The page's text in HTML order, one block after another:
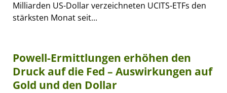
Milliarden US-Dollar verzeichneten UCITS-ETFs den
stärksten Monat seit...
Powell-Ermittlungen erhöhen den
Druck auf die Fed – Auswirkungen auf
Gold und den Dollar